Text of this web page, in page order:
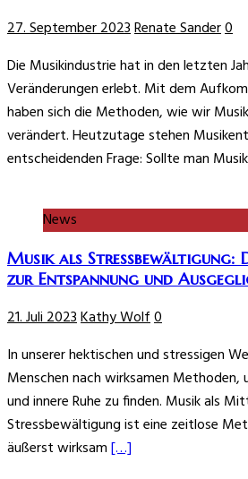
27. September 2023Renate Sander0
Die Musikindustrie hat in den letzten
Veränderungen erlebt. Mit dem
haben sich die Methoden, wie wir
verändert. Heutzutage stehen
entscheidenden Frage: Sollte man Musik
News
Musik als Stressbewältigung:
zur Entspannung und
21. Juli 2023Kathy Wolf0
In unserer hektischen und stressigen
Menschen nach wirksamen Methoden,
und innere Ruhe zu finden. Musik als
Stressbewältigung ist eine zeitlose
äußerst wirksam[…]